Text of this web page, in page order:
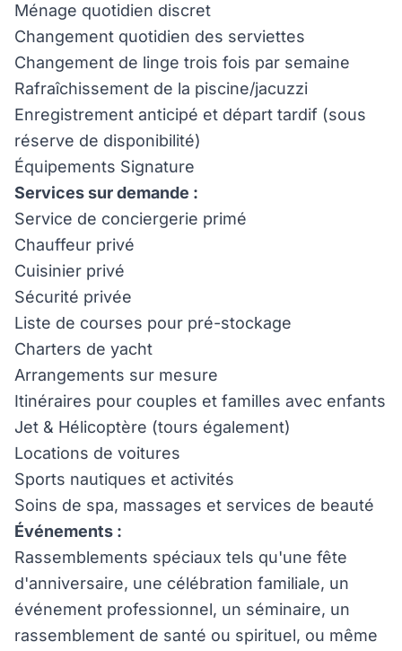
Ménage quotidien discret
Changement quotidien des serviettes
Changement de linge trois fois par semaine
Rafraîchissement de la piscine/jacuzzi
Enregistrement anticipé et départ tardif (sous
réserve de disponibilité)
Équipements Signature
Services sur demande :
Service de conciergerie primé
Chauffeur privé
Cuisinier privé
Sécurité privée
Liste de courses pour pré-stockage
Charters de yacht
Arrangements sur mesure
Itinéraires pour couples et familles avec enfants
Jet & Hélicoptère (tours également)
Locations de voitures
Sports nautiques et activités
Soins de spa, massages et services de beauté
Événements :
Rassemblements spéciaux tels qu'une fête
d'anniversaire, une célébration familiale, un
événement professionnel, un séminaire, un
rassemblement de santé ou spirituel, ou même